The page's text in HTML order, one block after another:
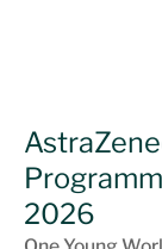
2026